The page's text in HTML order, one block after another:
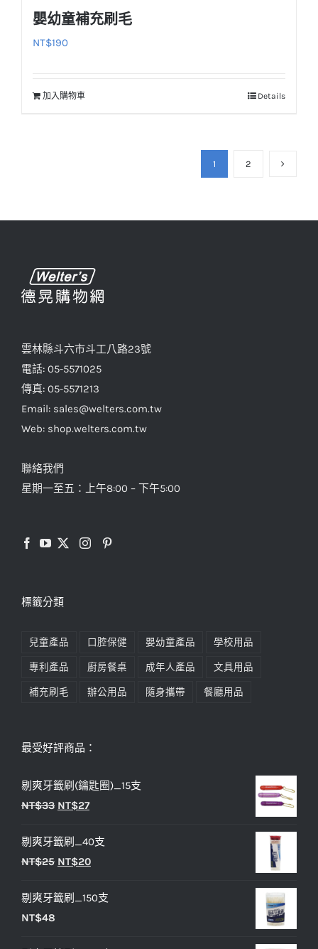
嬰幼童補充刷毛
NT$190
加入購物車 Details
1 2
雲林縣斗六市斗工八路23號
電話: 05-5571025
傳真: 05-5571213
Email: sales@welters.com.tw
Web: shop.welters.com.tw
聯絡我們
星期一至五：上午8:00 – 下午5:00
標籤分類
兒童產品 口腔保健 嬰幼童產品 學校用品
專利產品 廚房餐桌 成年人產品 文具用品
補充刷毛 辦公用品 隨身攜帶 餐廳用品
最受好評商品：
剔爽牙籤刷(鑰匙圈)_15支
NT$33 原
價
格：
NT$27目
價
格：
剔爽牙籤刷_40支
NT$25 原
價
NT$20目
價
剔爽牙籤刷_150支
NT$48